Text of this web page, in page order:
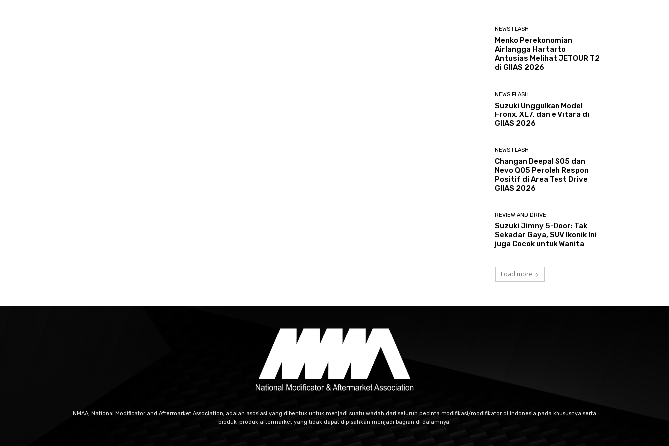
NEWS FLASH
Menko Perekonomian
Airlangga Hartarto
Antusias Melihat JETOUR T2
di GIIAS 2026
NEWS FLASH
Suzuki Unggulkan Model
Fronx, XL7, dan e Vitara di
GIIAS 2026
NEWS FLASH
Changan Deepal S05 dan
Nevo Q05 Peroleh Respon
Positif di Area Test Drive
GIIAS 2026
REVIEW AND DRIVE
Suzuki Jimny 5-Door: Tak
Sekadar Gaya, SUV Ikonik Ini
juga Cocok untuk Wanita
Load more
NMAA, National Modificator and Aftermarket Association, adalah asosiasi yang dibentuk untuk menjadi suatu wadah dari seluruh pecinta modifikasi/modifikator di Indonesia pada khususnya serta
produk-produk aftermarket yang tidak dapat dipisahkan menjadi bagian di dalamnya.